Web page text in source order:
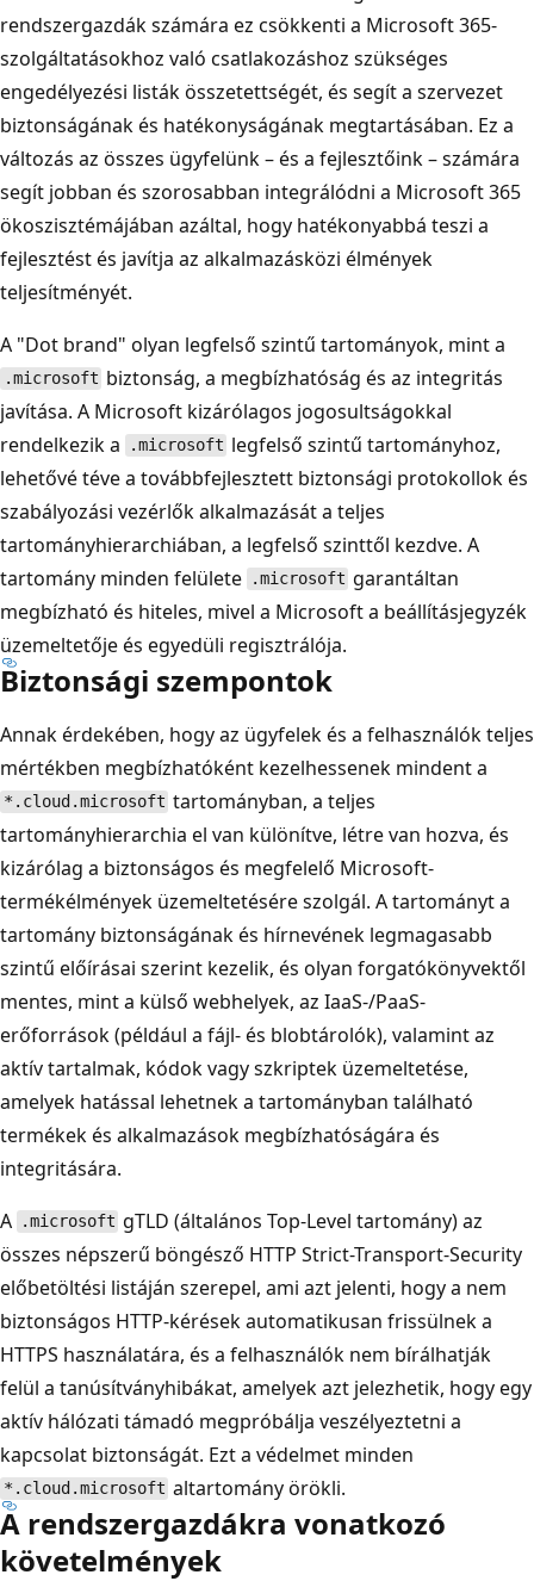
rendszergazdák számára ez csökkenti a Microsoft 365-
szolgáltatásokhoz való csatlakozáshoz szükséges
engedélyezési listák összetettségét, és segít a szervezet
biztonságának és hatékonyságának megtartásában. Ez a
változás az összes ügyfelünk – és a fejlesztőink – számára
segít jobban és szorosabban integrálódni a Microsoft 365
ökoszisztémájában azáltal, hogy hatékonyabbá teszi a
fejlesztést és javítja az alkalmazásközi élmények
teljesítményét.
A "Dot brand" olyan legfelső szintű tartományok, mint a
.microsoft biztonság, a megbízhatóság és az integritás
javítása. A Microsoft kizárólagos jogosultságokkal
rendelkezik a
.microsoft legfelső szintű tartományhoz,
lehetővé téve a továbbfejlesztett biztonsági protokollok és
szabályozási vezérlők alkalmazását a teljes
tartományhierarchiában, a legfelső szinttől kezdve. A
tartomány minden felülete
.microsoft garantáltan
megbízható és hiteles, mivel a Microsoft a beállításjegyzék
üzemeltetője és egyedüli regisztrálója.
Biztonsági szempontok
Annak érdekében, hogy az ügyfelek és a felhasználók teljes
mértékben megbízhatóként kezelhessenek mindent a
*.cloud.microsoft tartományban, a teljes
tartományhierarchia el van különítve, létre van hozva, és
kizárólag a biztonságos és megfelelő Microsoft-
termékélmények üzemeltetésére szolgál. A tartományt a
tartomány biztonságának és hírnevének legmagasabb
szintű előírásai szerint kezelik, és olyan forgatókönyvektől
mentes, mint a külső webhelyek, az IaaS-/PaaS-
erőforrások (például a fájl- és blobtárolók), valamint az
aktív tartalmak, kódok vagy szkriptek üzemeltetése,
amelyek hatással lehetnek a tartományban található
termékek és alkalmazások megbízhatóságára és
integritására.
A
.microsoft gTLD (általános Top-Level tartomány) az
összes népszerű böngésző HTTP Strict-Transport-Security
előbetöltési listáján szerepel, ami azt jelenti, hogy a nem
biztonságos HTTP-kérések automatikusan frissülnek a
HTTPS használatára, és a felhasználók nem bírálhatják
felül a tanúsítványhibákat, amelyek azt jelezhetik, hogy egy
aktív hálózati támadó megpróbálja veszélyeztetni a
kapcsolat biztonságát. Ezt a védelmet minden
*.cloud.microsoft altartomány örökli.
A rendszergazdákra vonatkozó
követelmények